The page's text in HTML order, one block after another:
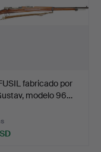
fabricado por
modelo 96…